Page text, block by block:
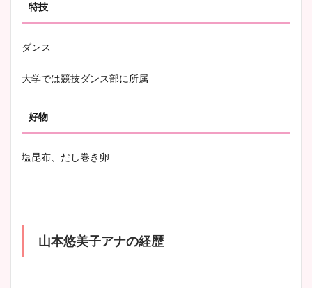
特技
ダンス
大学では競技ダンス部に所属
好物
塩昆布、だし巻き卵
山本悠美子アナの経歴